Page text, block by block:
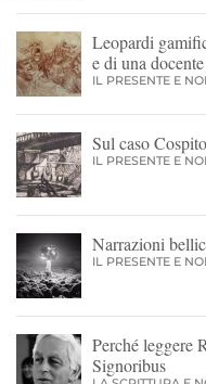
Leopardi
e di una
IL PRESENTE E NOI
Sul caso
IL PRESENTE E NOI
Narrazioni
IL PRESENTE E NOI
Perché leggere
Signoribus